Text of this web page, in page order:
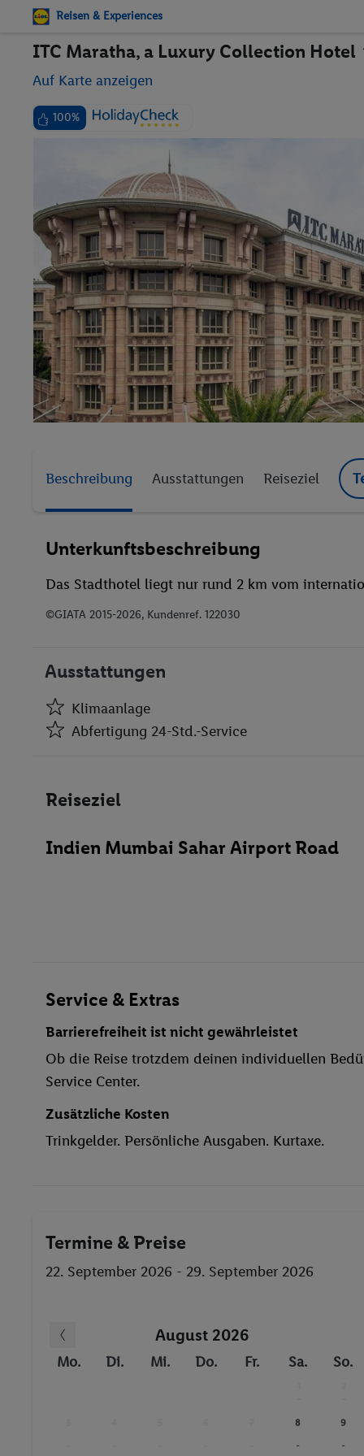
Reisen & Experiences
ITC Maratha, a Luxury Collection Hotel
Auf Karte anzeigen
100%
Beschreibung Ausstattungen Reiseziel
Unterkunftsbeschreibung
Das Stadthotel liegt nur rund 2 km vom
©GIATA 2015-2026, Kundenref. 122030
Ausstattungen
Klimaanlage
Abfertigung 24-Std.-Service
Abfertigung 24-Std.-Service
Geldwechsel
Friseur
Waschgelegenheit
Aufzug
WLAN
Außenpool(s)
Pool- / Snackbar
Sauna
Sauna
Massagen
Reiseziel
Indien Mumbai Sahar Airport Road
Service & Extras
Barrierefreiheit ist nicht gewährleistet
Ob die Reise trotzdem deinen individuellen
Service Center.
Zusätzliche Kosten
Trinkgelder. Persönliche Ausgaben. Kurtaxe.
Termine & Preise
22. September 2026 - 29. September 2026
August 2026
Mo. Di. Mi. Do. Fr. Sa. So.
8
-
9
-